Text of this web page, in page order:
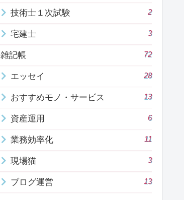
技術士１次試験 2
宅建士 3
雑記帳 72
エッセイ 28
おすすめモノ・サービス 13
資産運用 6
業務効率化 11
現場猫 3
ブログ運営 13